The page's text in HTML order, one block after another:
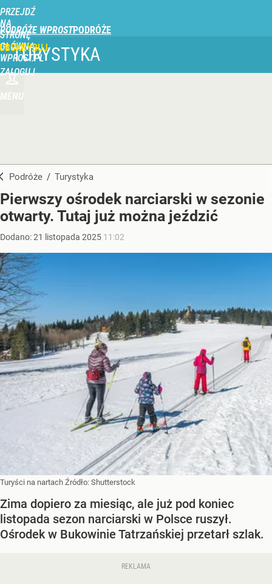
PRZEJDŹ
NA
STRONĘ
GŁÓWNĄ
WPROST.PL
PODRÓŻE WPROST
ZALOGUJ
MENU
TURYSTYKA
Podróże / Turystyka
Pierwszy ośrodek narciarski w sezonie
otwarty. Tutaj już można jeździć
Dodano:21 listopada 2025 11:02
Turyści na nartach Źródło: Shutterstock
Zima dopiero za miesiąc, ale już pod koniec
listopada sezon narciarski w Polsce ruszył.
Ośrodek w Bukowinie Tatrzańskiej przetarł szlak.